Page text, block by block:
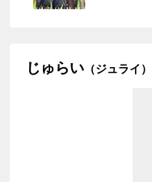
じゅらい （ジュライ）